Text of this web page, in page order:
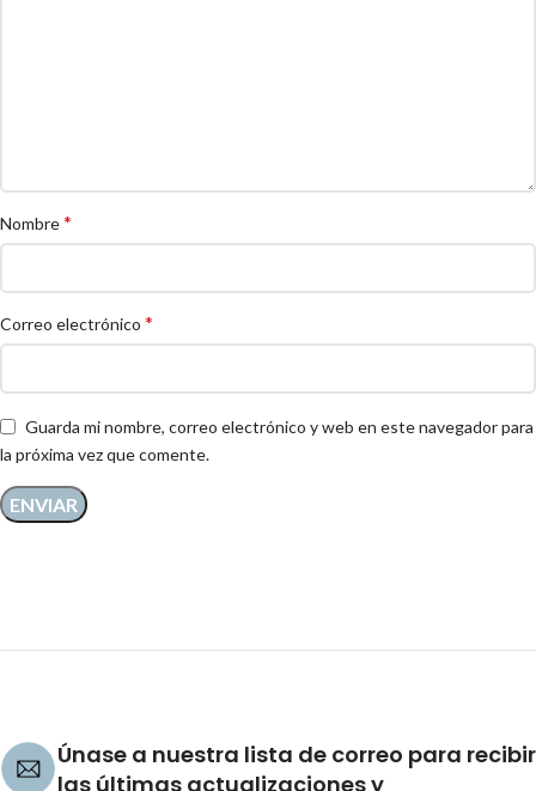
Nombre*
Correo electrónico *
Guarda mi nombre, correo electrónico y web en este navegador para
la próxima vez que comente.
Únase a nuestra lista de correo para recibir
las últimas actualizaciones y